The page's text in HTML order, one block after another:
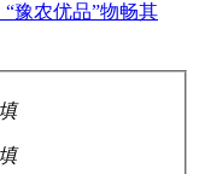
豫农优品”物畅其